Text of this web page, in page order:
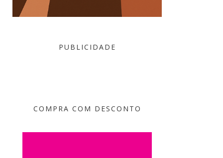
PUBLICIDADE
COMPRA COM DESCONTO